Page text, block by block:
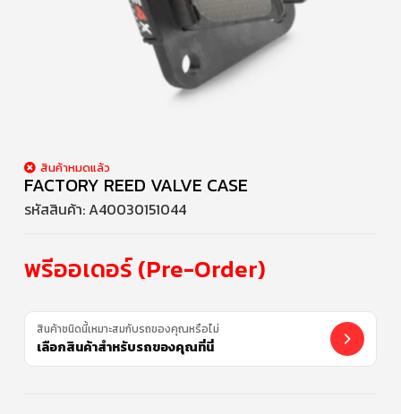
สินค้าหมดแล้ว
FACTORY REED VALVE CASE
รหัสสินค้า:A40030151044
พรีออเดอร์ (Pre-Order)
สินค้าชนิดนี้เหมาะสมกับรถของคุณหรือไม่
เลือกสินค้าสำหรับรถของคุณที่นี่